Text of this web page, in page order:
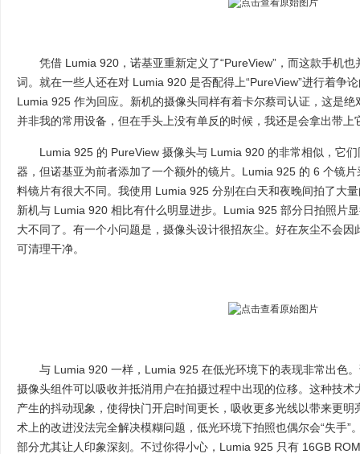
凭借 Lumia 920，诺基亚重新定义了“PureView”，而这款手机也
词。就在一些人还在对 Lumia 920 是否配得上“PureView”进行着争
Lumia 925 作为回应。新机的摄像头同样有着卡尔蔡司认证，这是
并非我的常用设备，但在手头上没有单反的时候，我还是会拿出带上
Lumia 925 的 PureView 摄像头与 Lumia 920 的非常相似，它们
器，但诺基亚为前者添加了一个额外的镜片。Lumia 925 的 6 个镜
料镜片有很大不同。我使用 Lumia 925 分别在白天和夜晚间拍了大
新机与 Lumia 920 相比有什么明显进步。Lumia 925 部分日拍照片
大不同了。有一个小问题是，摄像头设计很招灰尘。好在灰尘不会
可清理干净。
与 Lumia 920 一样，Lumia 925 在低光环境下的表现非常出色。
摄像头组件可以吸收并抵消用户在拍摄过程中出现的位移。这种技
产生的抖动现象，使得快门开启时间更长，吸收更多光线以带来更
术上的改进没法完全解决模糊问题，低光环境下拍照也偶尔会“失手”
部分尤其让人印象深刻。不过你得小心，Lumia 925 只有 16GB